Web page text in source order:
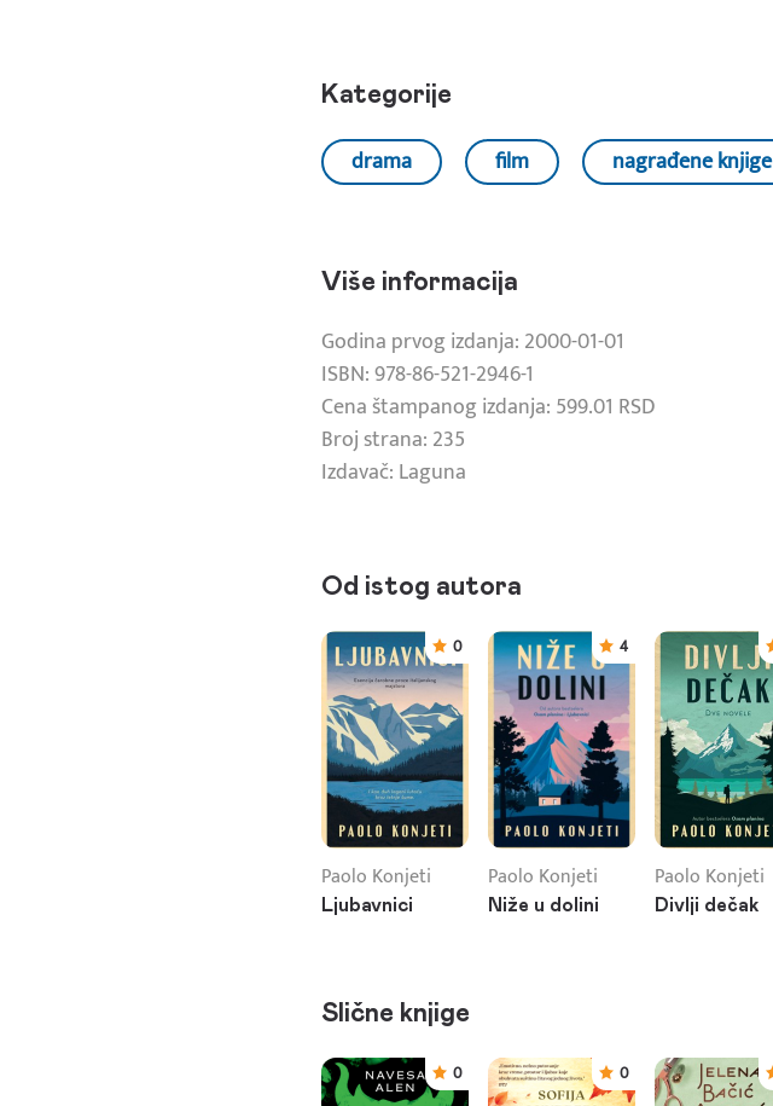
Kategorije
drama film nagrađene knjige
Više informacija
Godina prvog izdanja: 2000-01-01
ISBN: 978-86-521-2946-1
Cena štampanog izdanja: 599.01 RSD
Broj strana: 235
Izdavač: Laguna
Od istog autora
0
Paolo Konjeti
Ljubavnici
4
Paolo Konjeti
Niže u dolini
Paolo Konjeti
Divlji dečak
Slične knjige
0 0